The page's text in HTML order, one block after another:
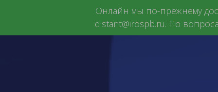
Онлайн мы по-прежнему
distant@irospb.ru. По